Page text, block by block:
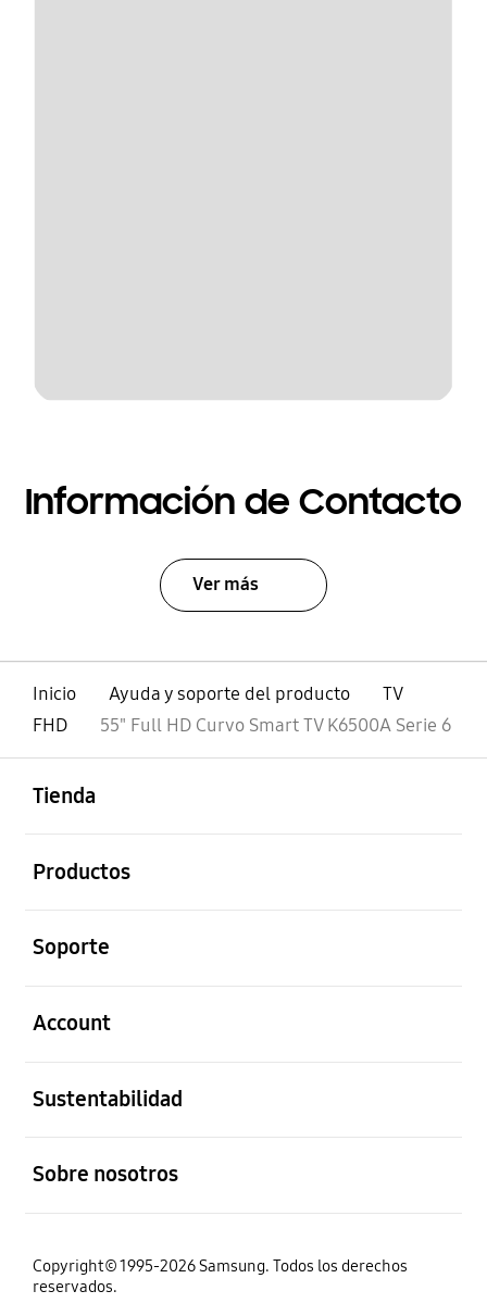
Información de Contacto
Ver más
Inicio Ayuda y soporte del producto
TV
FHD
55" Full HD Curvo Smart TV K6500A Serie 6
Tienda
Productos
Soporte
Account
Sustentabilidad
Sobre nosotros
Copyright© 1995-2026 Samsung. Todos los derechos
reservados.